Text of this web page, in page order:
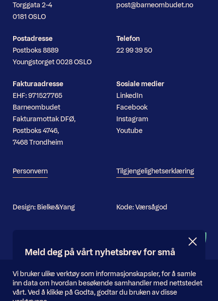
Torggata 2-4
0181 OSLO
Postadresse
Postboks 8889
Youngstorget 0028 OSLO
Fakturaadresse
EHF: 971527765
Barneombudet
Fakturamottak DFØ,
Postboks 4746,
7468 Trondheim
Personvern
post@barneombudet.no
Telefon
22 99 39 50
Sosiale medier
LinkedIn
Facebook
Instagram
Youtube
Tilgjengelighetserklæring
Design: Bielke&Yang Kode:Værsågod
Informasjonskapsler
Vi bruker ulike verktøy som informasjonskapsler, for å samle
inn data om hvordan besøkende samhandler med nettstedet
vårt. Ved å klikke på Godta, godtar du bruken av disse
Meld deg på vårt nyhetsbrev for små
E-
Send inn